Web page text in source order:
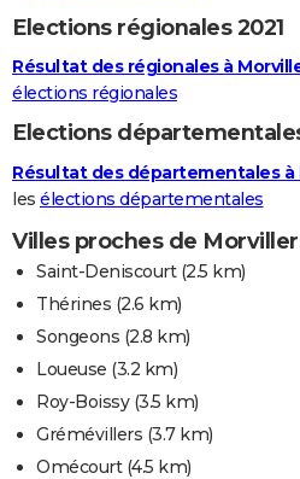
Elections régionales 2021
Résultat des régionales à
élections régionales
Elections
Résultat des départementales à
les élections départementales
Villes proches de
Saint-Deniscourt(2.5 km)
Thérines (2.6 km)
Songeons (2.8 km)
Loueuse (3.2 km)
Roy-Boissy(3.5 km)
Grémévillers (3.7 km)
Omécourt(4.5 km)